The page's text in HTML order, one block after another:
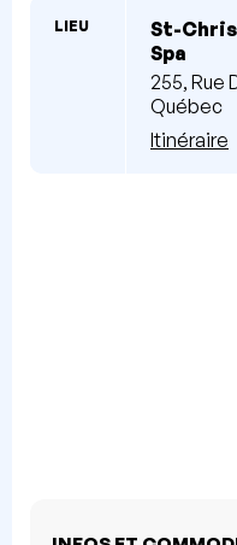
LIEU
St-
Spa
255, Rue
Québec
Itinéraire